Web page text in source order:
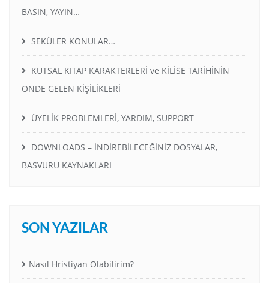
BASIN, YAYIN…
SEKÜLER KONULAR…
KUTSAL KITAP KARAKTERLERİ ve KİLİSE TARİHİNİN
ÖNDE GELEN KİŞİLİKLERİ
ÜYELİK PROBLEMLERİ, YARDIM, SUPPORT
DOWNLOADS – İNDİREBİLECEĞİNİZ DOSYALAR,
BASVURU KAYNAKLARI
SON YAZILAR
Nasıl Hristiyan Olabilirim?